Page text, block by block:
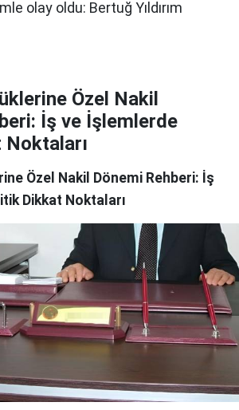
Özel Nakil
İş ve İşlemlerde
Özel Nakil Dönemi Rehberi: İş
Dikkat Noktaları